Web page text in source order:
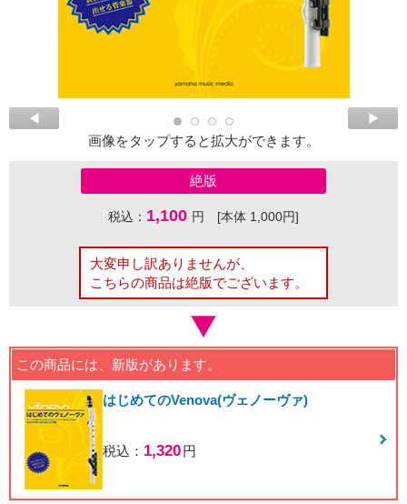
画像をタップすると拡大ができます。
絶版
税込： 1,100 円 [本体 1,000円]
大変申し訳ありませんが、
こちらの商品は絶版でございます。
この商品には、新版があります。
はじめてのVenova(ヴェノーヴァ)
税込： 1,320円